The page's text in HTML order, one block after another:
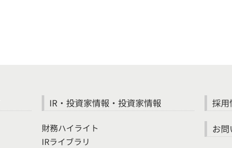
IR・投資家情報・投資家情報
財務ハイライト
IRライブラリ
採用
お